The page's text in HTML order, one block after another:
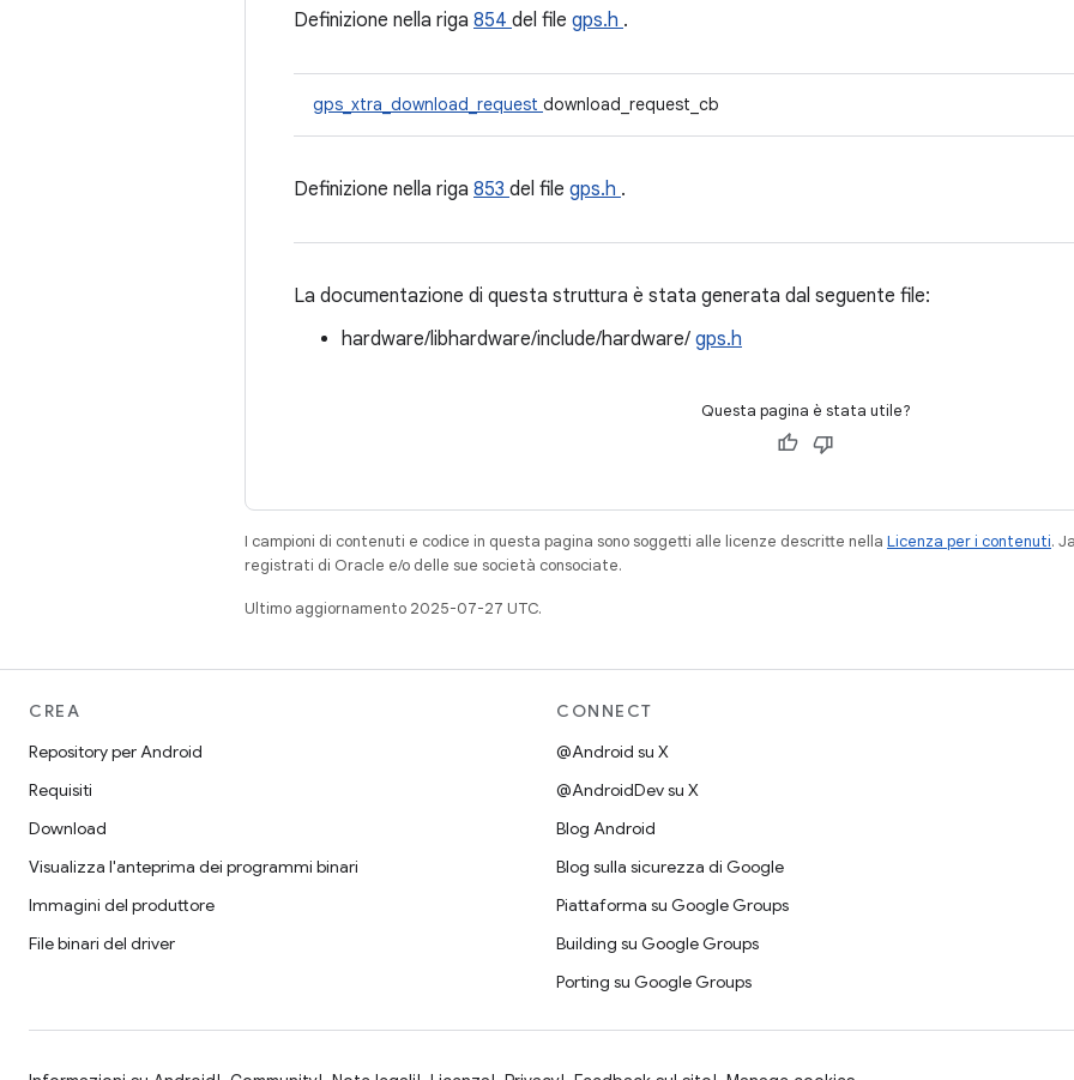
Definizione nella riga 854 del file gps.h .
gps_xtra_download_request download_request_cb
Definizione nella riga 853 del file gps.h .
La documentazione di questa struttura è stata generata dal seguente file:
hardware/libhardware/include/hardware/ gps.h
Questa pagina è stata utile?
I campioni di contenuti e codice in questa pagina sono soggetti alle licenze descritte nella Licenza per i contenuti.
registrati di Oracle e/o delle sue società consociate.
Ultimo aggiornamento 2025-07-27 UTC.
CREA
Repository per Android
Requisiti
Download
Visualizza l'anteprima dei programmi binari
Immagini del produttore
File binari del driver
CONNECT
@Android su X
@AndroidDev su X
Blog Android
Blog sulla sicurezza di Google
Piattaforma su Google Groups
Building su Google Groups
Porting su Google Groups